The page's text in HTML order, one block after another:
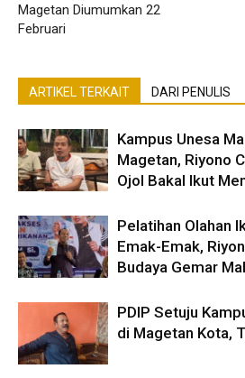
Magetan Diumumkan 22
Februari
ARTIKEL TERKAIT DARI PENULIS
Kampus Unesa
Magetan, Riyono
Ojol Bakal Ikut
Pelatihan Olahan
Emak-Emak,
Budaya Gemar
PDIP Setuju
di Magetan Kota,